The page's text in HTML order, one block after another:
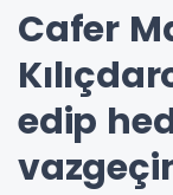
Cafer
edip